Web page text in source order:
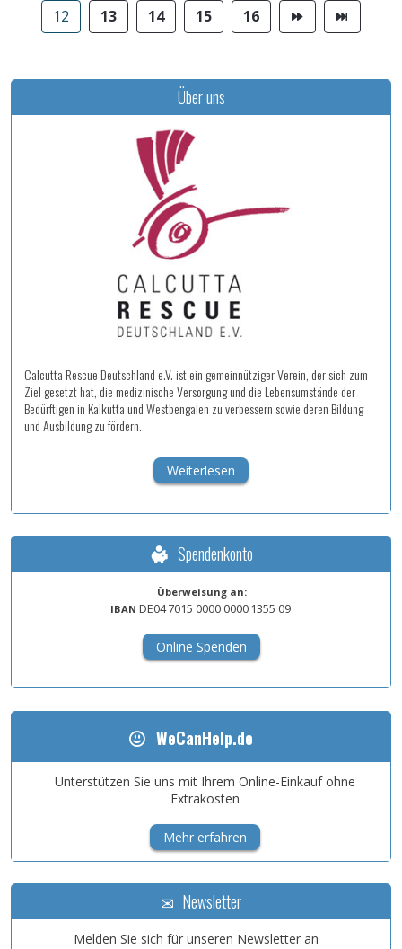
12 13 14 15 16
Über uns
Calcutta Rescue Deutschland e.V. ist ein gemeinnütziger Verein, der sich zum
Ziel gesetzt hat, die medizinische Versorgung und die Lebensumstände der
Bedürftigen in Kalkutta und Westbengalen zu verbessern sowie deren Bildung
und Ausbildung zu fördern.
Weiterlesen
Spendenkonto
Überweisung an:
IBAN DE047015 0000 0000 1355 09
Online Spenden
WeCanHelp.de
Unterstützen Sie uns mit Ihrem Online-Einkauf ohne
Extrakosten
Mehr erfahren
Newsletter
Melden Sie sich für unseren Newsletter an